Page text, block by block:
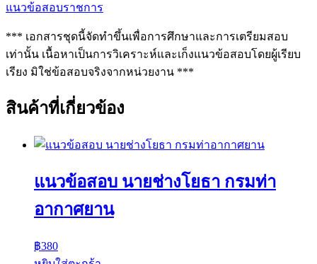
แนวข้อสอบราชการ
*** เอกสารชุดนี้จัดทำขึ้นเพื่อการศึกษาและการเตรียมสอบ
เท่านั้น เนื้อหาเป็นการวิเคราะห์และเก็งแนวข้อสอบโดยผู้เรียบ
เรียง มิใช่ข้อสอบจริงจากหน่วยงาน ***
สินค้าที่เกี่ยวข้อง
แนวข้อสอบ นายช่างโยธา กรมท่า
อากาศยาน
฿380